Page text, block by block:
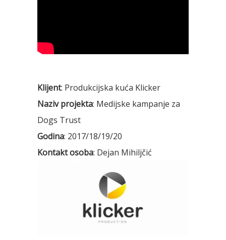
Klijent: Produkcijska kuća Klicker
Naziv projekta: Medijske kampanje za
Dogs Trust
Godina: 2017/18/19/20
Kontakt osoba: Dejan Mihiljčić